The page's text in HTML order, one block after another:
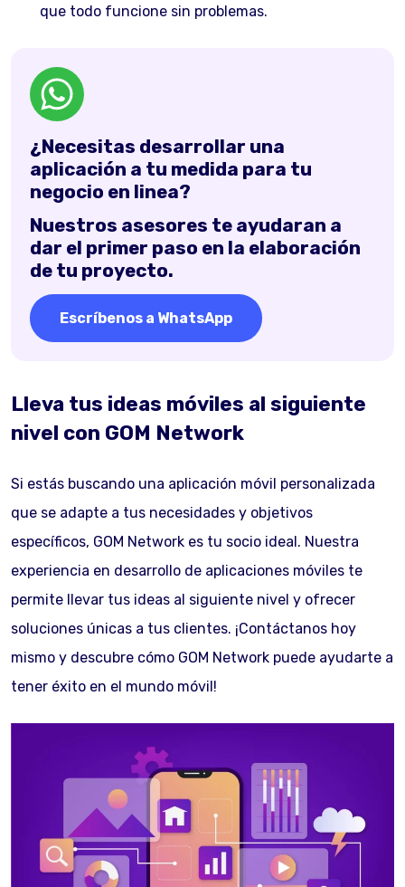
que todo funcione sin problemas.
¿Necesitas desarrollar una
aplicación a tu medida para tu
negocio en linea?
Nuestros asesores te ayudaran a
dar el primer paso en la elaboración
de tu proyecto.
Escríbenos a WhatsApp
Lleva tus ideas móviles al siguiente
nivel con GOM Network
Si estás buscando una aplicación móvil personalizada
que se adapte a tus necesidades y objetivos
específicos, GOM Network es tu socio ideal. Nuestra
experiencia en desarrollo de aplicaciones móviles te
permite llevar tus ideas al siguiente nivel y ofrecer
soluciones únicas a tus clientes. ¡Contáctanos hoy
mismo y descubre cómo GOM Network puede ayudarte a
tener éxito en el mundo móvil!